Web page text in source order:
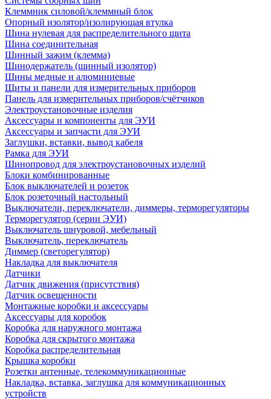
Клеммник силовой/клеммный блок
Опорный изолятор/изолирующая втулка
Шина нулевая для распределительного щита
Шина соединительная
Шинный зажим (клемма)
Шинодержатель (шинный изолятор)
Шины медные и алюминиевые
Щиты и панели для измерительных приборов
Панель для измерительных приборов/счётчиков
Электроустановочные изделия
Аксессуары и компоненты для ЭУИ
Аксессуары и запчасти для ЭУИ
Заглушки, вставки, вывод кабеля
Рамка для ЭУИ
Шинопровод для электроустановочных изделий
Блоки комбинированные
Блок выключателей и розеток
Блок розеточный настольный
Выключатели, переключатели, диммеры, терморегуляторы
Терморегулятор (серии ЭУИ)
Выключатель шнуровой, мебельный
Выключатель, переключатель
Диммер (светорегулятор)
Накладка для выключателя
Датчики
Датчик движения (присутствия)
Датчик освещенности
Монтажные коробки и аксессуары
Аксессуары для коробок
Коробка для наружного монтажа
Коробка для скрытого монтажа
Коробка распределительная
Крышка коробки
Розетки антенные, телекоммуникационные
Накладка, вставка, заглушка для коммуникационных
устройств